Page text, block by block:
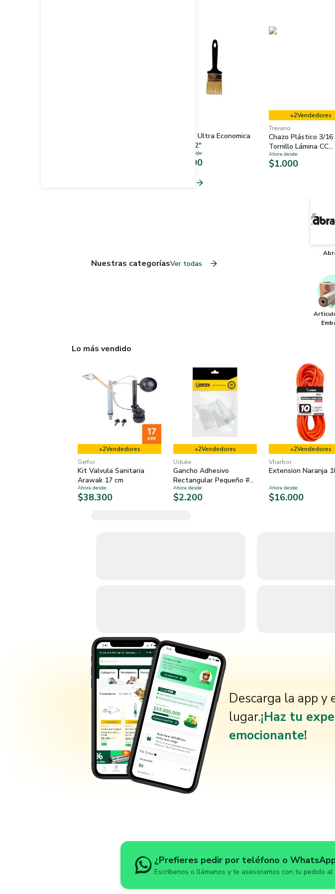
Brocha Ultra Economica
Negra 2"
Ahora desde:
$5.300
+2Vendedores
Trevano
Chazo Plástico 3/16
Tornillo Lámina CC
Combinado 6x1 x 20
Ahora desde:
$1.000
Nuestras categoríasVer todas
Lo más vendido
+2Vendedores
Gerfor
Kit Valvula Sanitaria
Arawak 17 cm
Ahora desde:
$38.300
+2Vendedores
Uduke
Gancho Adhesivo
Rectangular Pequeño #1
3 un
Ahora desde:
$2.200
+2Vendedores
Vharbor
Extension Naranja
Ahora desde:
$16.000
Descarga la app y
lugar.¡Haz tu
emocionante!
¿Prefieres pedir por teléfono o
Escríbenos o llámanos y te asesoramos con tu pedido